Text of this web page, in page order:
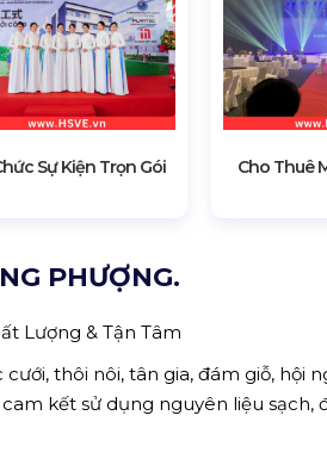
Sự Kiện Trọn Gói Cho Thuê
PHƯỢNG.
Lượng & Tận Tâm
thôi nôi, tân gia, đám giỗ, hội
kết sử dụng nguyên liệu